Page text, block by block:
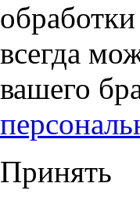
всегда
вашего
Принять